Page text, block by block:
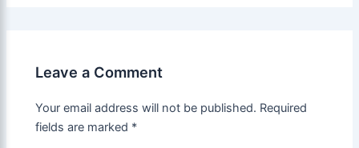
Leave a Comment
Your email address will not be published. Required
fields are marked *